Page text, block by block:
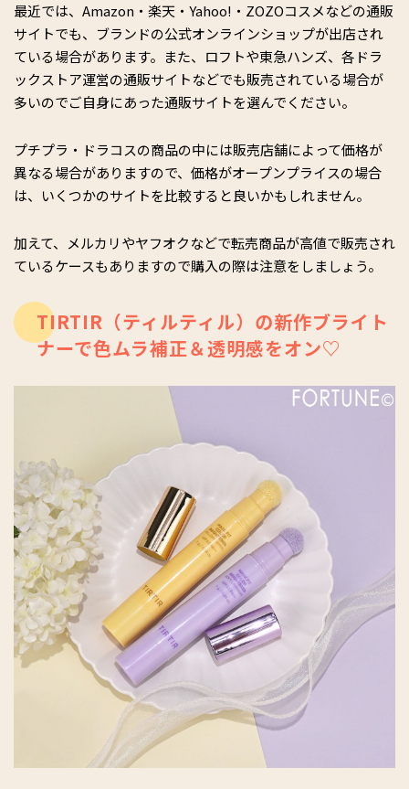
最近では、Amazon・楽天・Yahoo!・ZOZOコスメなどの通販
サイトでも、ブランドの公式オンラインショップが出店され
ている場合があります。また、ロフトや東急ハンズ、各ドラ
ックストア運営の通販サイトなどでも販売されている場合が
多いのでご自身にあった通販サイトを選んでください。
プチプラ・ドラコスの商品の中には販売店舗によって価格が
異なる場合がありますので、価格がオープンプライスの場合
は、いくつかのサイトを比較すると良いかもしれません。
加えて、メルカリやヤフオクなどで転売商品が高値で販売され
ているケースもありますので購入の際は注意をしましょう。
TIRTIR（ティルティル）の新作ブライト
ナーで色ムラ補正＆透明感をオン♡